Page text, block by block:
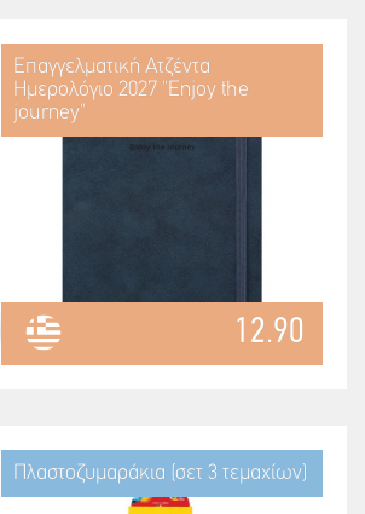
Επαγγελματική Ατζέντα
Ημερολόγιο 2027 "Enjoy the
journey"
12.90
Πλαστοζυμαράκια (σετ 3 τεμαχίων)